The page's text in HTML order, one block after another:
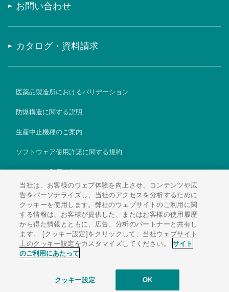
お問い合わせ
カタログ・資料請求
医薬品製造所におけるバリデーション
防爆構造に関する説明
生産中止機種のご案内
ソフトウェア使用許諾に関する規約
サイトのご利用にあたって
個人情報保護方針
Global
Copyright © 1995-2026 Kubota Corporation.All Rights Resereved.
当社は、お客様のウェブ体験を向上させ、コンテンツや広
告をパーソナライズし、当社のアクセスを分析するために
クッキーを使用します。弊社のウェブサイトのご利用に関
する情報は、お客様が提供した、またはお客様の使用履歴
から得た情報とともに、広告、分析のパートナーと共有し
ます。 [クッキー設定]をクリックして、当社ウェブサイト
上のクッキー設定をカスタマイズしてください。
サイト
のご利用にあたって
クッキー設定 OK